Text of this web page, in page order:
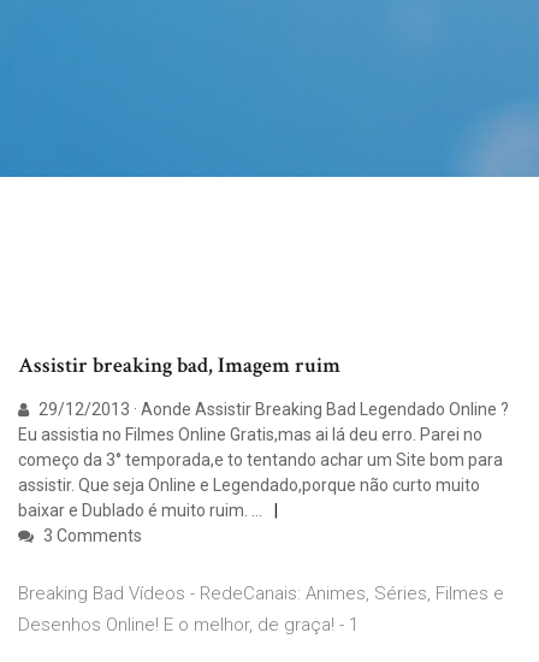
Assistir breaking bad, Imagem ruim
29/12/2013 · Aonde Assistir Breaking Bad Legendado Online ?
Eu assistia no Filmes Online Gratis,mas ai lá deu erro. Parei no
começo da 3° temporada,e to tentando achar um Site bom para
assistir. Que seja Online e Legendado,porque não curto muito
baixar e Dublado é muito ruim. …
3 Comments
Breaking Bad Vídeos - RedeCanais: Animes, Séries, Filmes e
Desenhos Online! E o melhor, de graça! - 1